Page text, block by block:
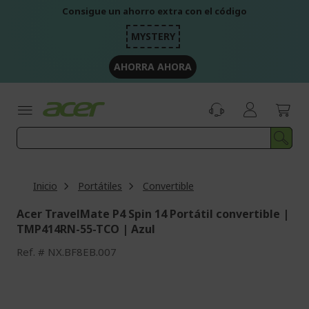
Consigue un ahorro extra con el código
MYSTERY
AHORRA AHORA
Inicio Portátiles Convertible
Acer TravelMate P4 Spin 14 Portátil convertible |
TMP414RN-55-TCO | Azul
Ref. NX.BF8EB.007